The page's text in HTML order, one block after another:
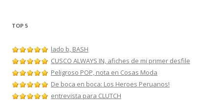
TOP 5
lado b, BASH
CUSCO ALWAYS IN, afiches de mi primer desfile
Peligroso POP, nota en Cosas Moda
De boca en boca: Los Heroes Peruanos!
entrevista para CLUTCH